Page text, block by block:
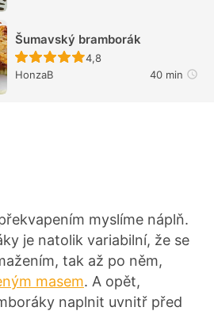
Šumavský bramborák
Recept ještě nebyl
4,8
HonzaB
40 min
myslíme náplň.
je natolik variabilní, že se
tak až po něm,
masem. A opět,
naplnit uvnitř před